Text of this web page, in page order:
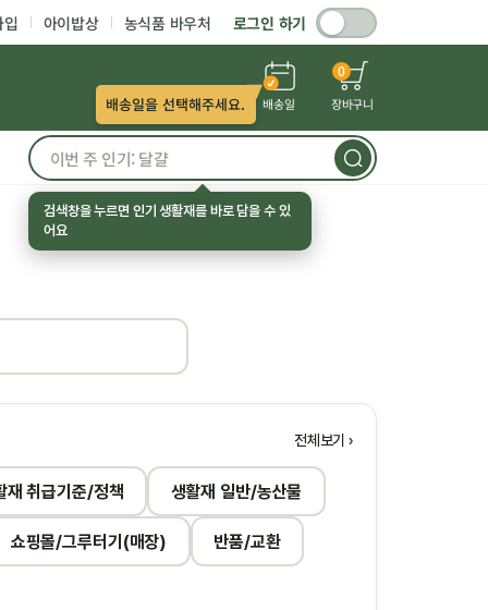
입 아이밥상 농식품 바우처 로그인 하기
배송일
배송일을 선택해주세요.
0
장바구니
전체보기
재 취급기준/정책 생활재 일반/농산물
쇼핑몰/그루터기(매장) 반품/교환
검색창을 누르면 인기 생활재를 바로 담을 수 있
어요